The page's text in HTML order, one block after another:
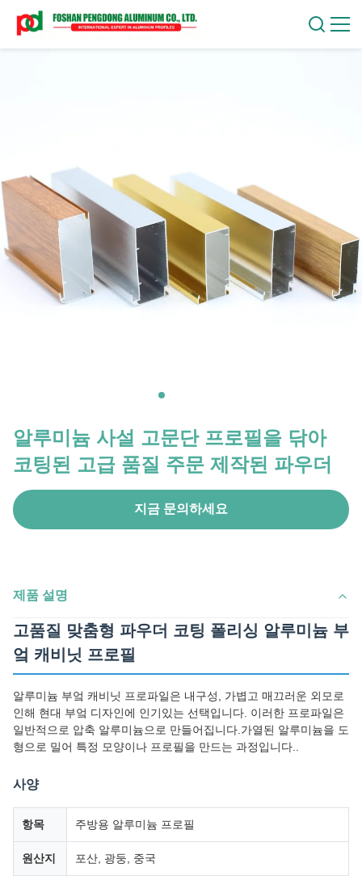
알루미늄 사설 고문단 프로필을 닦아
코팅된 고급 품질 주문 제작된 파우더
지금 문의하세요
제품 설명
고품질 맞춤형 파우더 코팅 폴리싱 알루미늄 부
엌 캐비닛 프로필
알루미늄 부엌 캐비닛 프로파일은 내구성, 가볍고 매끄러운 외모로
인해 현대 부엌 디자인에 인기있는 선택입니다. 이러한 프로파일은
일반적으로 압축 알루미늄으로 만들어집니다.가열된 알루미늄을 도
형으로 밀어 특정 모양이나 프로필을 만드는 과정입니다..
사양
항목 주방용 알루미늄 프로필
원산지 포산, 광둥, 중국